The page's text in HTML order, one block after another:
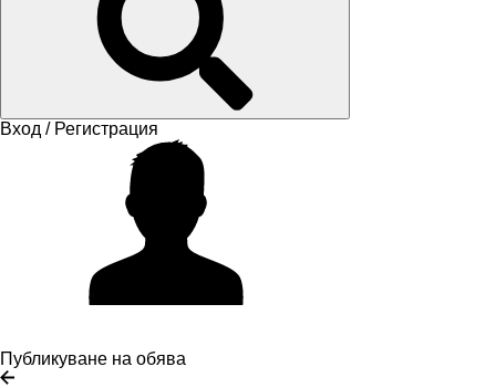
Вход / Регистрация
Публикуване на обява